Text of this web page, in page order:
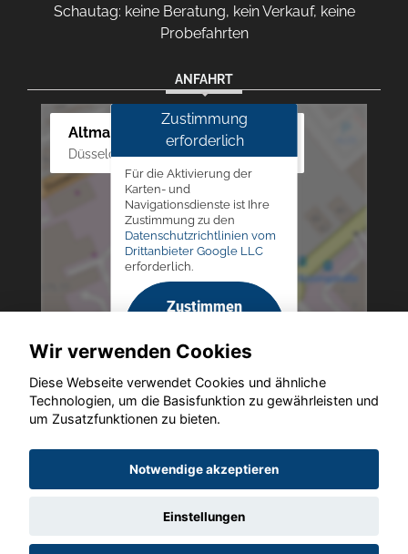
Schautag: keine Beratung, kein Verkauf, keine
Probefahrten
ANFAHRT
Altmann Autoland
Düsseldorfer Str. 69 - 79, 42781 Haan
Zustimmung
erforderlich
Für die Aktivierung der
Karten- und
Navigationsdienste ist Ihre
Zustimmung zu den
Datenschutzrichtlinien vom
Drittanbieter Google LLC
erforderlich.
Zustimmen
aktivieren
Copyright © 2026. Altmann Autoland
Wir verwenden Cookies
Diese Webseite verwendet Cookies und ähnliche
Technologien, um die Basisfunktion zu gewährleisten und
um Zusatzfunktionen zu bieten.
Notwendige akzeptieren
Einstellungen